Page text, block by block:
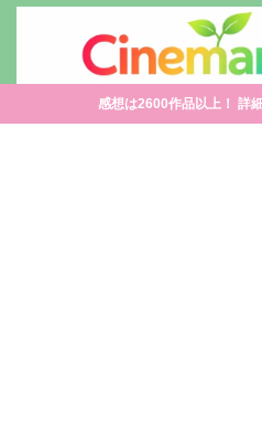
感想は2600作品以上！ 詳